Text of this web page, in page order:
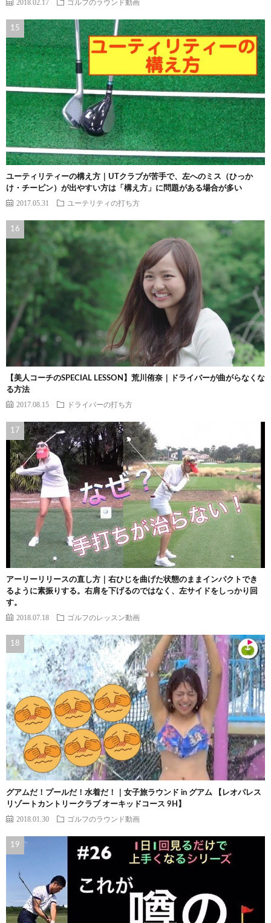
2018.02.17 ゴルフのラウンド動画
ユーティリティーの構え方｜UTクラブが苦手で、左へのミス（ひっか
け・チーピン）が出やすい方は「構え方」に問題がある場合が多い
2017.05.31 ユーテリティの打ち方
【美人コーチのSPECIAL LESSON】荒川侑奈｜ドライバーが曲がらなくな
る方法
2017.08.15 ドライバーの打ち方
アーリーリリースの直し方｜右ひじを曲げた状態のままインパクトでき
るように素振りする。右肩を下げるのではなく、左サイドをしっかり回
す。
2018.07.18 ゴルフのレッスン動画
グアムだ！プールだ！水着だ！｜女子旅ラウンド in グアム 【レオパレス
リゾートカントリークラブ オーキッドコース 9H】
2018.01.30 ゴルフのラウンド動画